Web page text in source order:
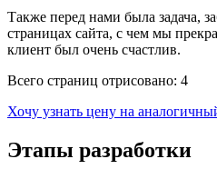
Также перед нами была задача,
страницах сайта, с чем мы
клиент был очень счастлив.
Всего страниц отрисовано: 4
Хочу узнать цену на
Этапы разработки